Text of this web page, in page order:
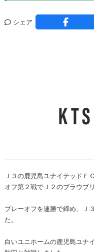
シェア
Ｊ３の鹿児島ユナイテッドＦ
オフ第２戦でＪ２のブラウブ
プレーオフを連勝で締め、Ｊ
た。
白いユニホームの鹿児島ユナ